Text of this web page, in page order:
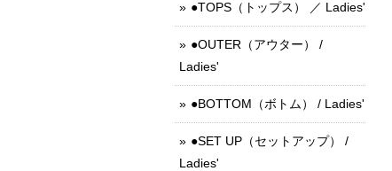
●TOPS（トップス） ／ Ladies'
●OUTER（アウター） /
Ladies'
●BOTTOM（ボトム） / Ladies'
●SET UP（セットアップ） /
Ladies'